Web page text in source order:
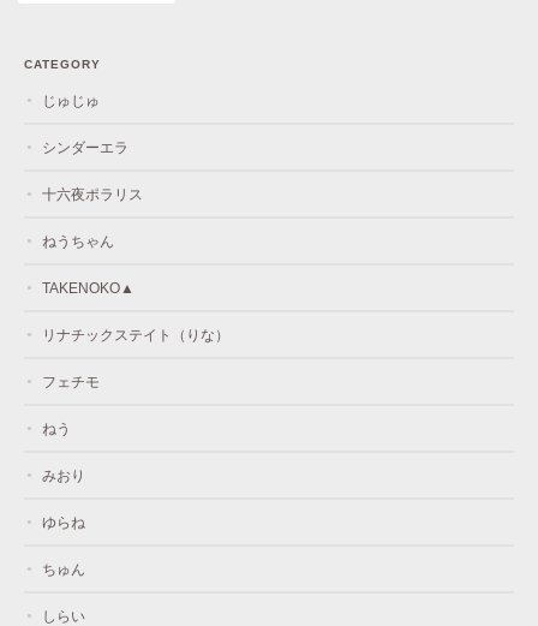
CATEGORY
じゅじゅ
シンダーエラ
十六夜ポラリス
ねうちゃん
TAKENOKO▲
リナチックステイト（りな）
フェチモ
ねう
みおり
ゆらね
ちゅん
しらい